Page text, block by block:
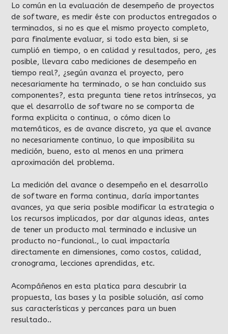
Lo común en la evaluación de desempeño de proyectos
de software, es medir éste con productos entregados o
terminados, si no es que el mismo proyecto completo,
para finalmente evaluar, si todo esta bien, si se
cumplió en tiempo, o en calidad y resultados, pero, ¿es
posible, llevara cabo mediciones de desempeño en
tiempo real?, ¿según avanza el proyecto, pero
necesariamente ha terminado, o se han concluido sus
componentes?, esta pregunta tiene retos intrínsecos, ya
que el desarrollo de software no se comporta de
forma explicita o continua, o cómo dicen lo
matemáticos, es de avance discreto, ya que el avance
no necesariamente continuo, lo que imposibilita su
medición, bueno, esto al menos en una primera
aproximación del problema.
La medición del avance o desempeño en el desarrollo
de software en forma continua, daría importantes
avances, ya que seria posible modificar la estrategia o
los recursos implicados, por dar algunas ideas, antes
de tener un producto mal terminado e inclusive un
producto no-funcional., lo cual impactaría
directamente en dimensiones, como costos, calidad,
cronograma, lecciones aprendidas, etc.
Acompáñenos en esta platica para descubrir la
propuesta, las bases y la posible solución, así como
sus características y percances para un buen
resultado..